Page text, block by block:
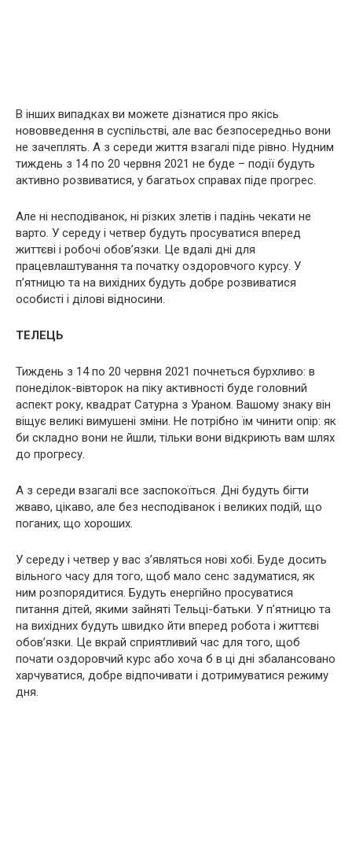
В інших випадках ви можете дізнатися про якісь
нововведення в суспільстві, але вас безпосередньо вони
не зачеплять. А з середи життя взагалі піде рівно. Нудним
тиждень з 14 по 20 червня 2021 не буде – події будуть
активно розвиватися, у багатьох справах піде прогрес.
Але ні несподіванок, ні різких злетів і падінь чекати не
варто. У середу і четвер будуть просуватися вперед
життєві і робочі обов’язки. Це вдалі дні для
працевлаштування та початку оздоровчого курсу. У
п’ятницю та на вихідних будуть добре розвиватися
особисті і ділові відносини.
ТЕЛЕЦЬ
Тиждень з 14 по 20 червня 2021 почнеться бурхливо: в
понеділок-вівторок на піку активності буде головний
аспект року, квадрат Сатурна з Ураном. Вашому знаку він
віщує великі вимушені зміни. Не потрібно їм чинити опір: як
би складно вони не йшли, тільки вони відкриють вам шлях
до прогресу.
А з середи взагалі все заспокоїться. Дні будуть бігти
жваво, цікаво, але без несподіванок і великих подій, що
поганих, що хороших.
У середу і четвер у вас з’являться нові хобі. Буде досить
вільного часу для того, щоб мало сенс задуматися, як
ним розпорядитися. Будуть енергійно просуватися
питання дітей, якими зайняті Тельці-батьки. У п’ятницю та
на вихідних будуть швидко йти вперед робота і життєві
обов’язки. Це вкрай сприятливий час для того, щоб
почати оздоровчий курс або хоча б в ці дні збалансовано
харчуватися, добре відпочивати і дотримуватися режиму
дня.